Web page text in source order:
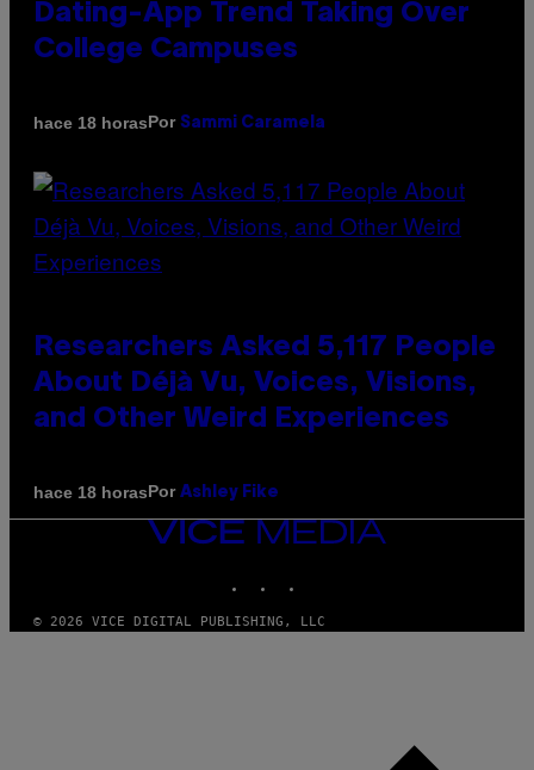
Dating-App Trend Taking Over
College Campuses
hace 18 horasPor Sammi Caramela
Researchers Asked 5,117 People
About Déjà Vu, Voices, Visions,
and Other Weird Experiences
hace 18 horasPor Ashley Fike
VICE
© 2026 VICE DIGITAL PUBLISHING, LLC